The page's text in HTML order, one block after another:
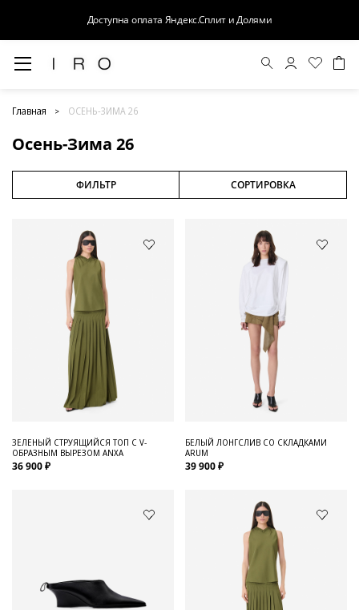
Доступна оплата Яндекс.Сплит и Долями
Главная ОСЕНЬ-ЗИМА 26
Осень-Зима 26
ФИЛЬТР СОРТИРОВКА
ЗЕЛЕНЫЙ СТРУЯЩИЙСЯ ТОП С V-
ОБРАЗНЫМ ВЫРЕЗОМ ANXA
36 900 ₽
БЕЛЫЙ ЛОНГСЛИВ СО СКЛАДКАМИ
ARUM
39 900 ₽